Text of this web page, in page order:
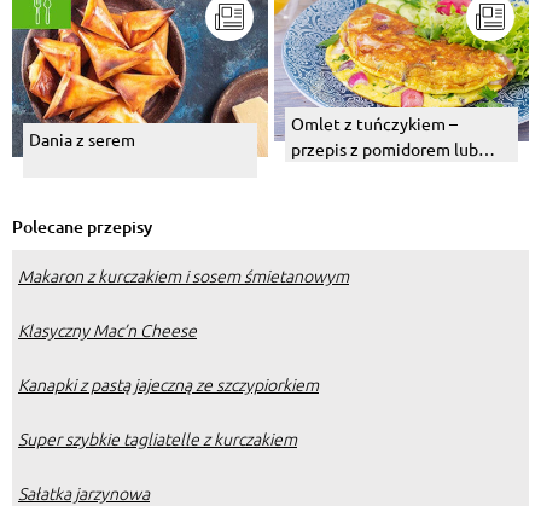
Dania z serem
Omlet z tuńczykiem –
przepis z pomidorem lub
Polecane przepisy
Makaron z kurczakiem i sosem śmietanowym
Klasyczny Mac’n Cheese
Kanapki z pastą jajeczną ze szczypiorkiem
Super szybkie tagliatelle z kurczakiem
Sałatka jarzynowa